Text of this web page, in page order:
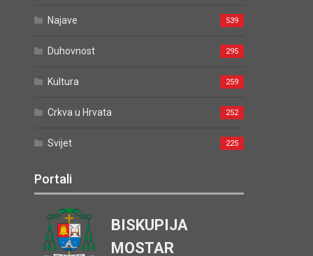
Najave 539
Duhovnost 295
Kultura 259
Crkva u Hrvata 252
Svijet 225
Portali
BISKUPIJA
MOSTAR